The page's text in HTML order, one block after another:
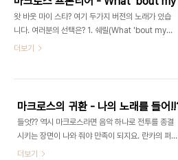
이 스타? 여기 두가지 버전의 노래가 있습니다. 여러
분의 선택은? 1. 쉐릴(What 'bout my star_
(Sheryl On Stage)) 2. 란카...
왓 바웃 마이 스타? 여기 두가지 버전의 노래가 있습
니다. 여러분의 선택은? 1. 쉐릴(What 'bout my
star_ (Sheryl On Stage)) 2. 란카(What 'bout
첨 하겠습니다. ...... ...... ...... 추첨만 하겠습니다. -
_-; 가사가 있기는 하나 What 'bout my star?에
(제목) 대한 해석이 마음에 들지 않아 과감하게 넣지
않겠습니다. 귀찮은겝니다. 므하하;;; 차회 "HE 어
택" 덧. 사실 마지막 "HE 어택"은 마크로스 시리즈
더보기
들엇?? 역시 마크로스라면 음악 하나로 전투를 종결
시키는 장면이 나와 줘야 만족이 되지요. 란카의 퍼스
토 라이부 보시겠습니다. "나의 노래를 들엇!!!!!!!" 사
더보기